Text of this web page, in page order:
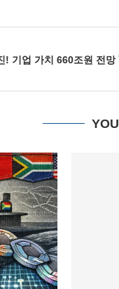
! 기업 가치 660조원 전망